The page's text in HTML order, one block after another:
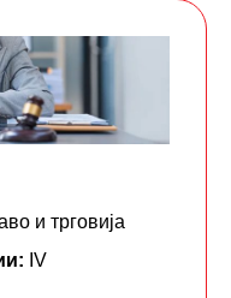
и трговија
IV